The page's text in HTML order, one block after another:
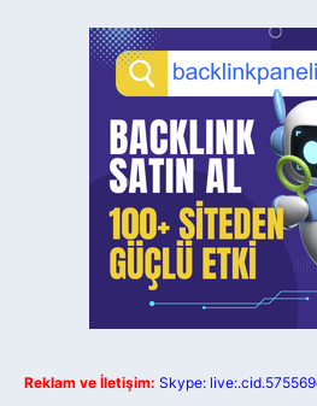
Reklam ve İletişim: Skype: